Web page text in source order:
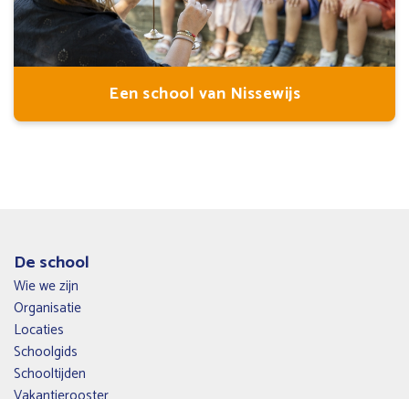
Een school van Nissewijs
De school
Wie we zijn
Organisatie
Locaties
Schoolgids
Schooltijden